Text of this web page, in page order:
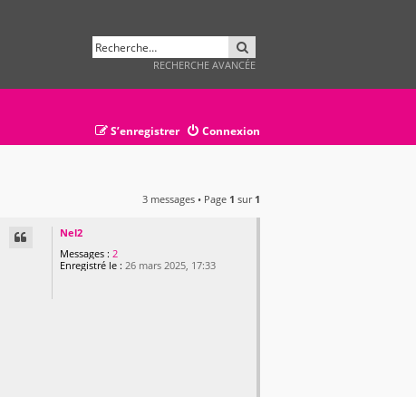
RECHERCHE AVANCÉE
Connexion
S’enregistrer
3 messages • Page 1 sur 1
Nel2
Messages : 2
Enregistré le : 26 mars 2025, 17:33